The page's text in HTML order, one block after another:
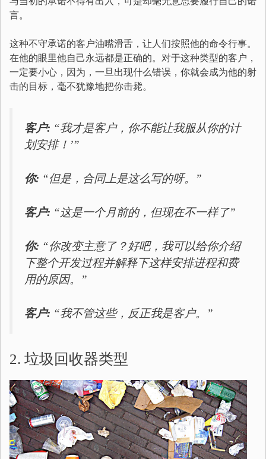
言。
这种不守承诺的客户油嘴滑舌，让人们按照他的命令行事。
在他的眼里他自己永远都是正确的。对于这种类型的客户，
一定要小心，因为，一旦出现什么错误，你就会成为他的射
击的目标，毫不犹豫地把你击毙。
客户: “我才是客户，你不能让我服从你的计
划安排！’”
你: “但是，合同上是这么写的呀。”
客户: “这是一个月前的，但现在不一样了”
你: “你改变主意了？好吧，我可以给你介绍
下整个开发过程并解释下这样安排进程和费
用的原因。”
客户: “我不管这些，反正我是客户。”
2. 垃圾回收器类型